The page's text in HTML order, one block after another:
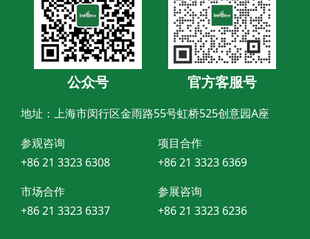
公众号 官方客服号
地址：上海市闵行区金雨路55号虹桥525创意园A座
参观咨询
+86 21 3323 6308
项目合作
+86 21 3323 6369
市场合作
+86 21 3323 6337
参展咨询
+86 21 3323 6236